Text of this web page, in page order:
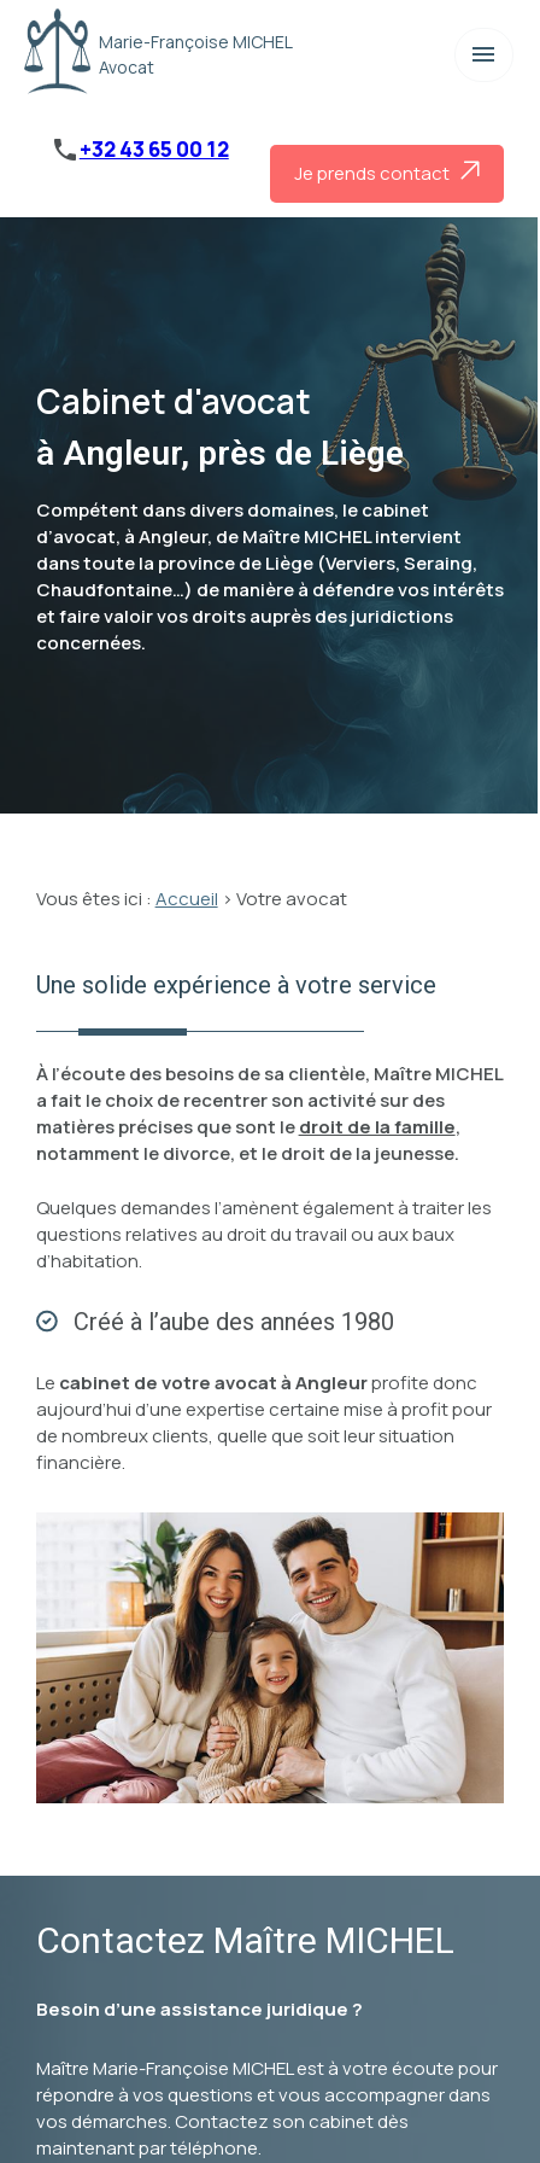
Marie-Françoise MICHEL
Avocat
menu
phone+32 43 65 00 12
Je prends contact
Cabinet d'avocat
à Angleur, près de Liège
Compétent dans divers domaines, le cabinet
d’avocat, à Angleur, de Maître MICHEL intervient
dans toute la province de Liège (Verviers, Seraing,
Chaudfontaine…) de manière à défendre vos intérêts
et faire valoir vos droits auprès des juridictions
concernées.
Vous êtes ici : Accueil > Votre avocat
Une solide expérience à votre service
À l’écoute des besoins de sa clientèle, Maître MICHEL
a fait le choix de recentrer son activité sur des
matières précises que sont le droit de la famille,
notamment le divorce, et le droit de la jeunesse.
Quelques demandes l’amènent également à traiter les
questions relatives au droit du travail ou aux baux
d’habitation.
Créé à l’aube des années 1980
Le cabinet de votre avocat à Angleurprofite donc
aujourd’hui d’une expertise certaine mise à profit pour
de nombreux clients, quelle que soit leur situation
financière.
Contactez Maître MICHEL
Besoin d’une assistance juridique ?
Maître Marie-Françoise MICHEL est à votre écoute pour
répondre à vos questions et vous accompagner dans
vos démarches. Contactez son cabinet dès
maintenant par téléphone.
Panneau de gestion des cookies